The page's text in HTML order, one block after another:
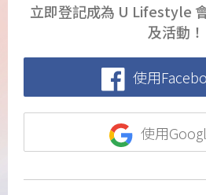
立即登記成為 U Lifestyle
及活動！
使用
使用